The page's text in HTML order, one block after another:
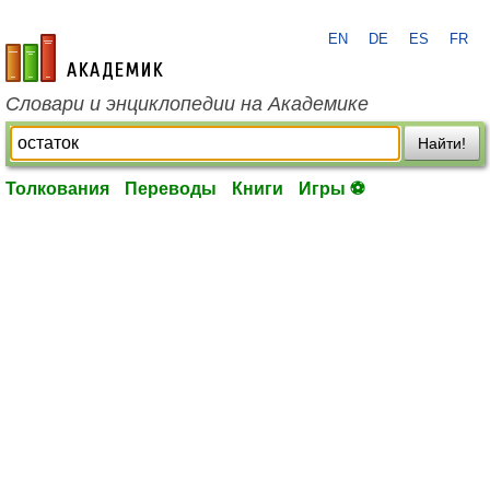
academic.ru
EN DE ES FR
Словари и энциклопедии на Академике
Найти!
Толкования Переводы Книги Игры ⚽